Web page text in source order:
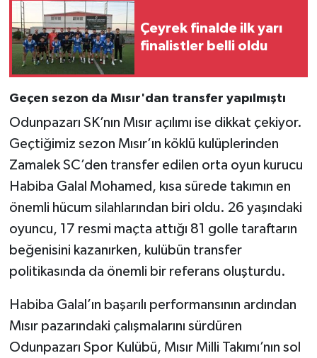
Çeyrek finalde ilk yarı
finalistler belli oldu
Geçen sezon da Mısır'dan transfer yapılmıştı
Odunpazarı SK’nın Mısır açılımı ise dikkat çekiyor.
Geçtiğimiz sezon Mısır’ın köklü kulüplerinden
Zamalek SC’den transfer edilen orta oyun kurucu
Habiba Galal Mohamed, kısa sürede takımın en
önemli hücum silahlarından biri oldu. 26 yaşındaki
oyuncu, 17 resmi maçta attığı 81 golle taraftarın
beğenisini kazanırken, kulübün transfer
politikasında da önemli bir referans oluşturdu.
Habiba Galal’ın başarılı performansının ardından
Mısır pazarındaki çalışmalarını sürdüren
Odunpazarı Spor Kulübü, Mısır Milli Takımı’nın sol